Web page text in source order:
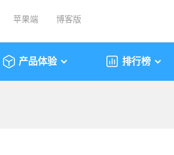
苹果端 博客版
产品体验 排行榜